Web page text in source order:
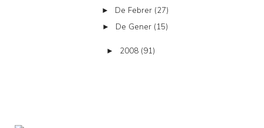
► De Febrer (27)
► De Gener (15)
► 2008 (91)